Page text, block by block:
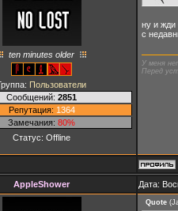
ten minutes older
Пользователи
Сообщений: 2851
Репутация: 1364
Замечания: 80%
Статус: Offline
ну и жди
с
У меня
Перед
AppleShower Дата:
Quote(